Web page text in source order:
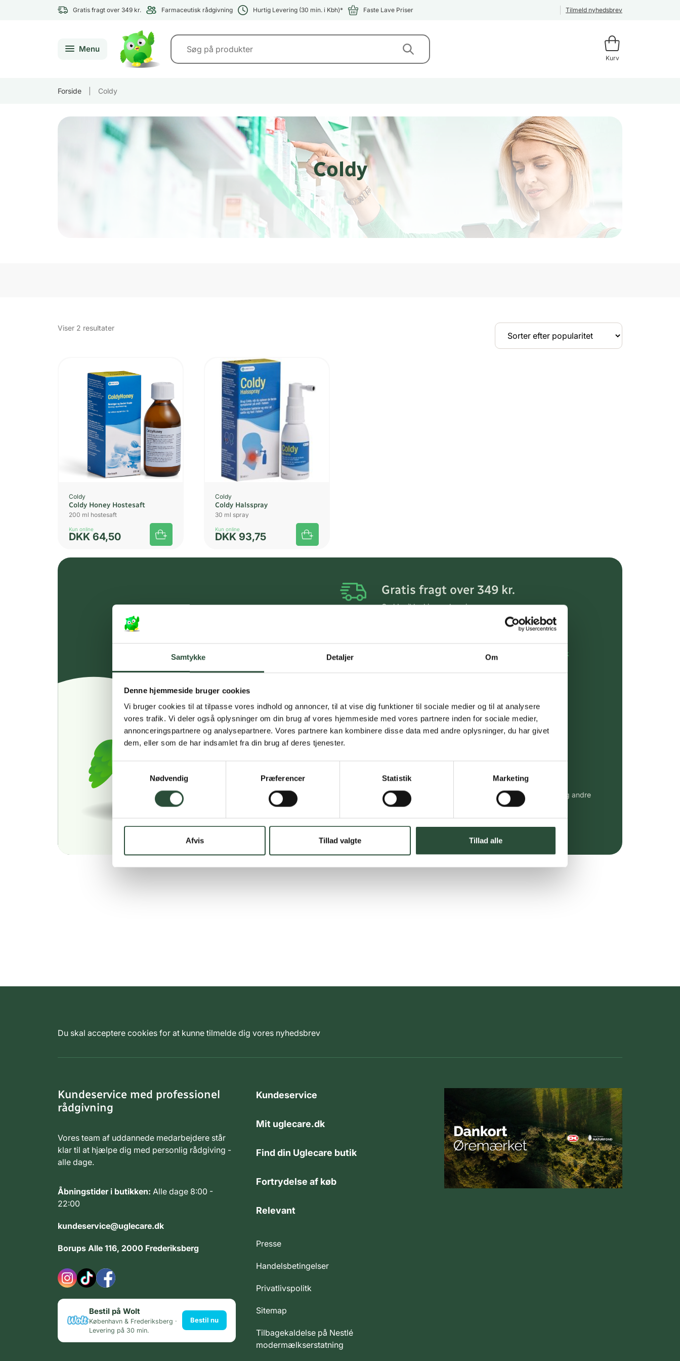
Samtykke Detaljer Om
Denne hjemmeside bruger cookies
Vi bruger cookies til at tilpasse vores indhold og annoncer, til at vise dig funktioner til sociale medier og til at analysere
vores trafik. Vi deler også oplysninger om din brug af vores hjemmeside med vores partnere inden for sociale medier,
annonceringspartnere og analysepartnere. Vores partnere kan kombinere disse data med andre oplysninger, du har givet
dem, eller som de har indsamlet fra din brug af deres tjenester.
Nødvendig
Præferencer Statistik Marketing
Afvis Tillad valgte Tillad alle
Gratis fragt over 349 kr. Farmaceutisk rådgivning Hurtig Levering (30 min. i Kbh)* Faste Lave Priser Tilmeld nyhedsbrev
Menu
Kurv
Forside Coldy
Coldy
Viser 2 resultaterSorteret
Coldy
Coldy Honey Hostesaft
200 ml hostesaft
Kun online
DKK 64,50
Coldy
Coldy Halsspray
30 ml spray
Kun online
DKK 93,75
Gratis fragt over 349 kr.
Gælder ikke hjemmelevering
kundeservice@uglecare.dk
Faste lave priser*
Stort udvalg af kendte produkter
Vi tilbyder et stort udvalg af kendte cremer, vitaminer og andre
spændende produkter – altid til fast lav pris.
Læs mere om Uglecare.dk her
Du skal acceptere cookies for at kunne tilmelde dig vores nyhedsbrev
Kundeservice med professionel
rådgivning
Vores team af uddannede medarbejdere står
klar til at hjælpe dig med personlig rådgiving -
alle dage.
Åbningstider i butikken: Alle dage 8:00 -
22:00
kundeservice@uglecare.dk
Borups Alle 116, 2000 Frederiksberg
Bestil på Wolt
København & Frederiksberg ·
Levering på 30 min.
Bestil nu
Kundeservice
Mit uglecare.dk
Find din Uglecare butik
Fortrydelse af køb
Relevant
Presse
Handelsbetingelser
Privatlivspolitk
Sitemap
Tilbagekaldelse på Nestlé
modermælkserstatning